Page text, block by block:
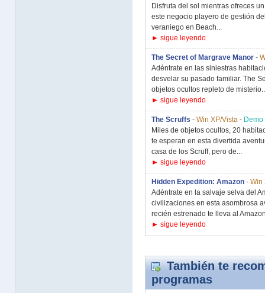
Disfruta del sol mientras ofreces
este negocio playero de gestión
veraniego en Beach...
► sigue leyendo
The Secret of Margrave Manor -
Adéntrate en las siniestras
desvelar su pasado familiar. The
objetos ocultos repleto de
► sigue leyendo
The Scruffs - Win XP/Vista - Demo
Miles de objetos ocultos, 20
te esperan en esta divertida
casa de los Scruff, pero de...
► sigue leyendo
Hidden Expedition: Amazon - Win
Adéntrate en la salvaje selva del
civilizaciones en esta asombrosa
recién estrenado te lleva al
► sigue leyendo
También te
programas